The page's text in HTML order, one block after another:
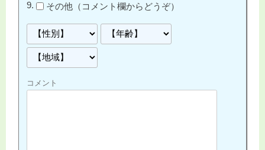
その他（コメント欄からどうぞ）
コメント